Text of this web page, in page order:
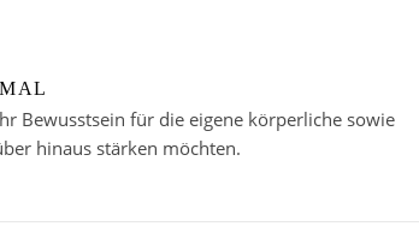
Bewusstsein für die eigene körperliche sowie
hinaus stärken möchten.